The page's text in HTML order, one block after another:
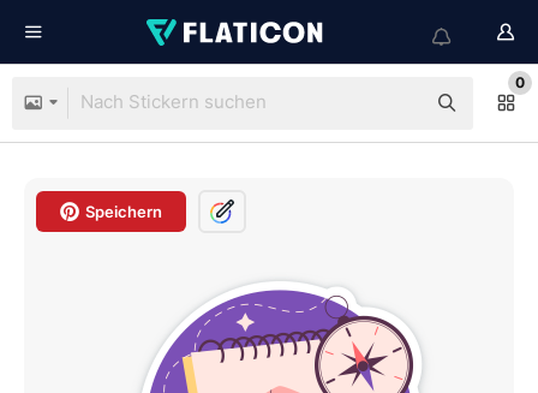
0
Speichern